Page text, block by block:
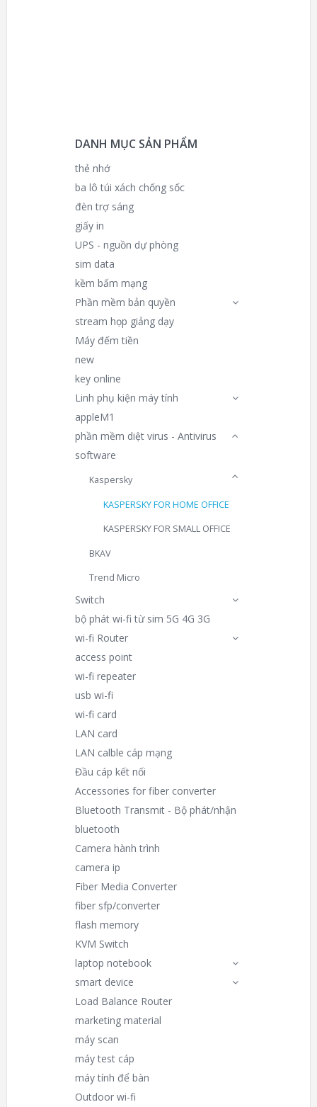
DANH MỤC SẢN PHẨM
thẻ nhớ
ba lô túi xách chống sốc
đèn trợ sáng
giấy in
UPS - nguồn dự phòng
sim data
kềm bấm mạng
Phần mềm bản quyền
stream họp giảng dạy
Máy đếm tiền
new
key online
Linh phụ kiện máy tính
appleM1
phần mềm diệt virus - Antivirus
software
Kaspersky
KASPERSKY FOR HOME OFFICE
KASPERSKY FOR SMALL OFFICE
BKAV
Trend Micro
Switch
bộ phát wi-fi từ sim 5G 4G 3G
wi-fi Router
access point
wi-fi repeater
usb wi-fi
wi-fi card
LAN card
LAN calble cáp mạng
Đầu cáp kết nối
Accessories for fiber converter
Bluetooth Transmit - Bộ phát/nhận
bluetooth
Camera hành trình
camera ip
Fiber Media Converter
fiber sfp/converter
flash memory
KVM Switch
laptop notebook
smart device
Load Balance Router
marketing material
máy scan
máy test cáp
máy tính để bàn
Outdoor wi-fi